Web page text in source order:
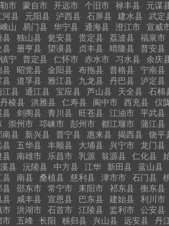
市 蒙自市 开远市 个旧市 禄丰县 元谋
河县 元阳县 泸西县 石屏县 建水县 武定
峨山 易门县 华宁县 通海县 澄江市 宣威
县 独山县 瓮安县 贵定县 荔波县 福泉市
县 册亨县 望谟县 贞丰县 晴隆县 普安县
镇宁 普定县 仁怀市 赤水市 习水县 余庆
县 昭觉县 金阳县 布拖县 普格县 宁南县
县 道孚县 雅江县 九龙县 丹巴县 泸定县
江县 通江县 宝应县 芦山县 天全县 石棉
丹棱县 洪雅县 仁寿县 阆中市 西充县 仪
县 剑阁县 青川县 旺苍县 江油市 平武县
崇州市 邛崃市 彭州市 都江堰市 蒲江县
南县 新兴县 普宁县 惠来县 揭西县 饶平
县 五华县 丰顺县 大埔县 兴宁市 龙门县
县 南雄市 乐昌市 乳源 翁源县 仁化县
县 沅陵县 中方县 江华 新田县 蓝山县
县 南县 桑植县 慈利县 津市市 石门县
县 邵东市 常宁市 耒阳市 祁东县 衡东县
县 咸丰县 宣恩县 巴东县 建始县 利川市
市 洪湖市 石首市 江陵县 监利市 公安县
市 五峰 长阳 秭归县 兴山县 远安县 丹